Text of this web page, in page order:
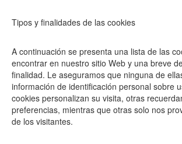
Tipos y finalidades de las cookies
A continuación se presenta una lista de las
encontrar en nuestro sitio Web y una breve
finalidad. Le aseguramos que ninguna de
información de identificación personal sobre
cookies personalizan su visita, otras
preferencias, mientras que otras solo nos
de los visitantes.